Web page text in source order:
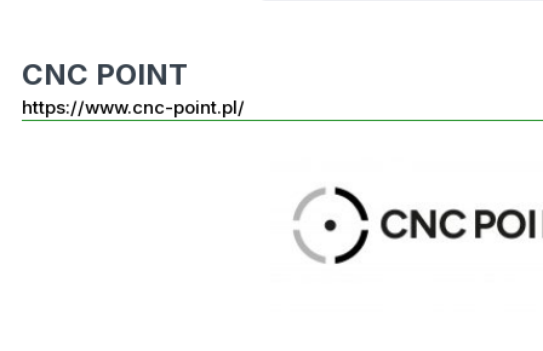
CNC POINT
https://www.cnc-point.pl/